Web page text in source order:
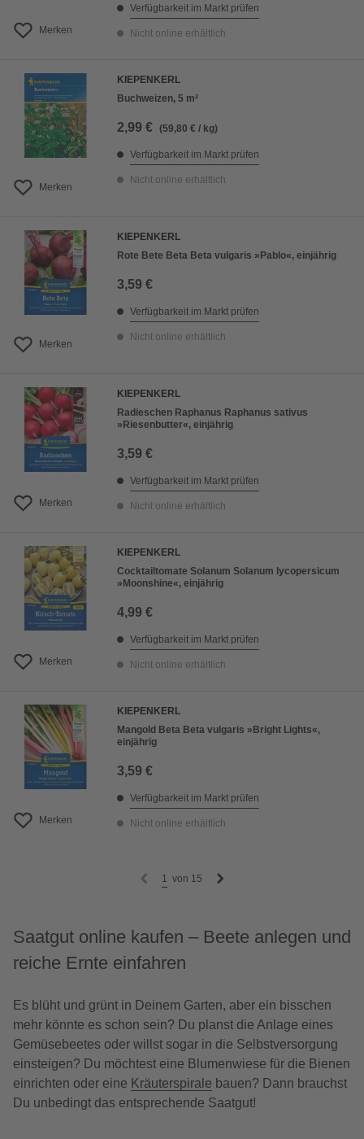
Merken
Verfügbarkeit im Markt prüfen
Nicht online erhältlich
Merken
KIEPENKERL
Buchweizen, 5 m²
2,99 € (59,80 € / kg)
Verfügbarkeit im Markt prüfen
Nicht online erhältlich
Merken
KIEPENKERL
Rote Bete Beta Beta vulgaris »Pablo«, einjährig
3,59 €
Verfügbarkeit im Markt prüfen
Nicht online erhältlich
Merken
KIEPENKERL
Radieschen Raphanus Raphanus sativus
»Riesenbutter«, einjährig
3,59 €
Verfügbarkeit im Markt prüfen
Nicht online erhältlich
Merken
KIEPENKERL
Cocktailtomate Solanum Solanum lycopersicum
»Moonshine«, einjährig
4,99 €
Verfügbarkeit im Markt prüfen
Nicht online erhältlich
Merken
KIEPENKERL
Mangold Beta Beta vulgaris »Bright Lights«,
einjährig
3,59 €
Verfügbarkeit im Markt prüfen
Nicht online erhältlich
1 von 15
Saatgut online kaufen – Beete anlegen und
reiche Ernte einfahren
Es blüht und grünt in Deinem Garten, aber ein bisschen
mehr könnte es schon sein? Du planst die Anlage eines
Gemüsebeetes oder willst sogar in die Selbstversorgung
einsteigen? Du möchtest eine Blumenwiese für die Bienen
einrichten oder eine Kräuterspirale bauen? Dann brauchst
Du unbedingt das entsprechende Saatgut!